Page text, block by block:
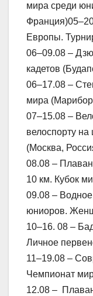
мира среди
Европы.
06–09.08 –
кадетов
06–17.08 –
мира
07–15.08 –
велоспорту
(Москва,
08.08 –
10 км. Кубок
09.08 –
юниоров.
10–16. 08 –
Личное
11–19.08 –
Чемпионат
12.08 –